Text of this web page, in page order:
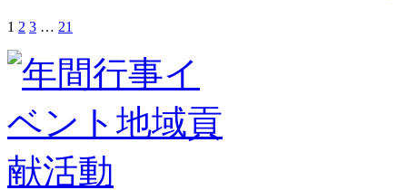
1 2 3 … 21